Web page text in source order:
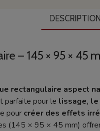
DESCRIPTION
– 145 × 95 × 45
rectangulaire aspect
parfaite pour le lissage,
pour créer des effets
(145 × 95 × 45 mm)